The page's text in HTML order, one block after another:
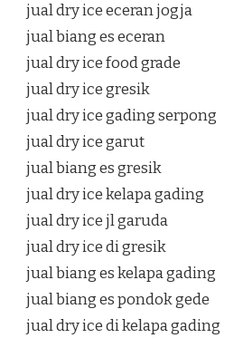
jual dry ice eceran jogja
jual biang es eceran
jual dry ice food grade
jual dry ice gresik
jual dry ice gading serpong
jual dry ice garut
jual biang es gresik
jual dry ice kelapa gading
jual dry ice jl garuda
jual dry ice di gresik
jual biang es kelapa gading
jual biang es pondok gede
jual dry ice di kelapa gading